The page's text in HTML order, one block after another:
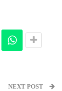
NEXT POST